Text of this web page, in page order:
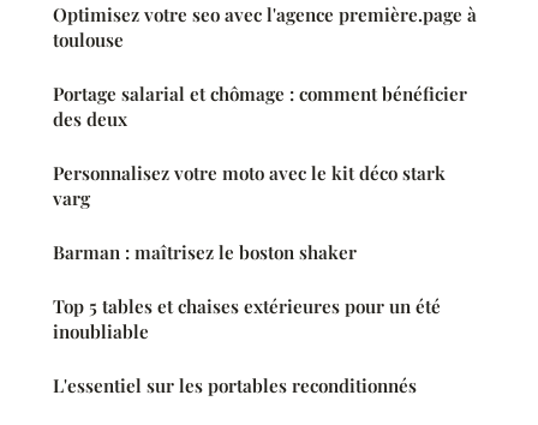
Optimisez votre seo avec l'agence première.page à
toulouse
Portage salarial et chômage : comment bénéficier
des deux
Personnalisez votre moto avec le kit déco stark
varg
Barman : maîtrisez le boston shaker
Top 5 tables et chaises extérieures pour un été
inoubliable
L'essentiel sur les portables reconditionnés